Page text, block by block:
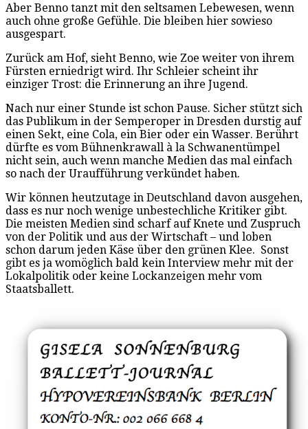
Aber Benno tanzt mit den seltsamen Lebewesen, wenn
auch ohne große Gefühle. Die bleiben hier sowieso
ausgespart.
Zurück am Hof, sieht Benno, wie Zoe weiter von ihrem
Fürsten erniedrigt wird. Ihr Schleier scheint ihr
einziger Trost: die Erinnerung an ihre Jugend.
Nach nur einer Stunde ist schon Pause. Sicher stützt sich
das Publikum in der Semperoper in Dresden durstig auf
einen Sekt, eine Cola, ein Bier oder ein Wasser. Berührt
dürfte es vom Bühnenkrawall à la Schwanentümpel
nicht sein, auch wenn manche Medien das mal einfach
so nach der Uraufführung verkündet haben.
Wir können heutzutage in Deutschland davon ausgehen,
dass es nur noch wenige unbestechliche Kritiker gibt.
Die meisten Medien sind scharf auf Knete und Zuspruch
von der Politik und aus der Wirtschaft – und loben
schon darum jeden Käse über den grünen Klee. Sonst
gibt es ja womöglich bald kein Interview mehr mit der
Lokalpolitik oder keine Lockanzeigen mehr vom
Staatsballett.